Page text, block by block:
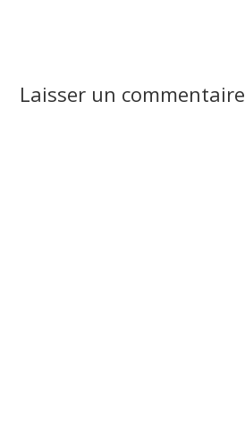
Laisser un commentaire